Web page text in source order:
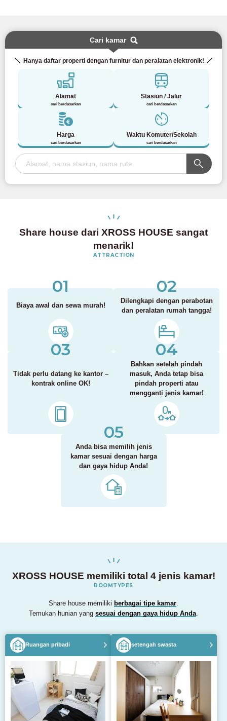
Cari kamar
Hanya daftar properti dengan furnitur dan peralatan elektronik!
Alamat
cari berdasarkan
Stasiun / Jalur
cari berdasarkan
Harga
cari berdasarkan
Waktu Komuter/Sekolah
cari berdasarkan
Share house dari XROSS HOUSE sangat
menarik!
ATTRACTION
01
Biaya awal dan sewa murah!
02
Dilengkapi dengan perabotan
dan peralatan rumah tangga!
03
Tidak perlu datang ke kantor –
kontrak online OK!
04
Bahkan setelah pindah
masuk, Anda tetap bisa
pindah properti atau
mengganti jenis kamar!
05
Anda bisa memilih jenis
kamar sesuai dengan harga
dan gaya hidup Anda!
XROSS HOUSE memiliki total 4 jenis kamar!
ROOMTYPES
Share house memiliki berbagai tipe kamar
Temukan hunian yang sesuai dengan gaya hidup Anda
Ruangan pribadi setengah swasta